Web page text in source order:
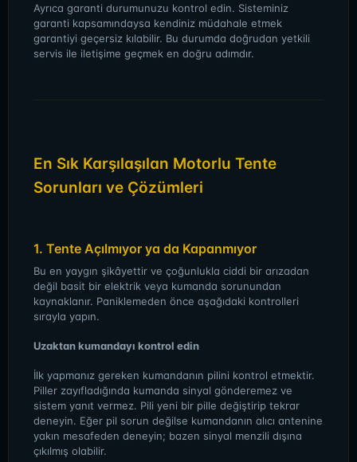
Ayrıca garanti durumunuzu kontrol edin. Sisteminiz
garanti kapsamındaysa kendiniz müdahale etmek
garantiyi geçersiz kılabilir. Bu durumda doğrudan yetkili
servis ile iletişime geçmek en doğru adımdır.
En Sık Karşılaşılan Motorlu Tente
Sorunları ve Çözümleri
1. Tente Açılmıyor ya da Kapanmıyor
Bu en yaygın şikâyettir ve çoğunlukla ciddi bir arızadan
değil basit bir elektrik veya kumanda sorunundan
kaynaklanır. Paniklemeden önce aşağıdaki kontrolleri
sırayla yapın.
Uzaktan kumandayı kontrol edin
İlk yapmanız gereken kumandanın pilini kontrol etmektir.
Piller zayıfladığında kumanda sinyal gönderemez ve
sistem yanıt vermez. Pili yeni bir pille değiştirip tekrar
deneyin. Eğer pil sorun değilse kumandanın alıcı antenine
yakın mesafeden deneyin; bazen sinyal menzili dışına
çıkılmış olabilir.